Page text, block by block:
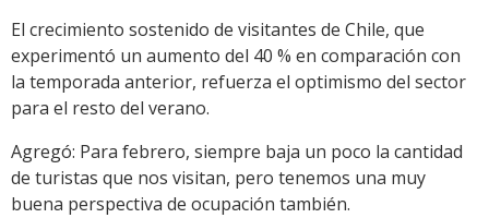
El crecimiento sostenido de visitantes de Chile, que
experimentó un aumento del 40 % en comparación con
la temporada anterior, refuerza el optimismo del sector
para el resto del verano.
Agregó: Para febrero, siempre baja un poco la cantidad
de turistas que nos visitan, pero tenemos una muy
buena perspectiva de ocupación también.